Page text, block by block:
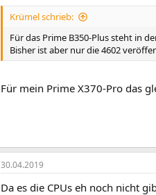
Krümel schrieb:
Für das Prime B350-Plus steht in
Bisher ist aber nur die 4602
Für mein Prime X370-Pro das
30.04.2019
Da es die CPUs eh noch nicht